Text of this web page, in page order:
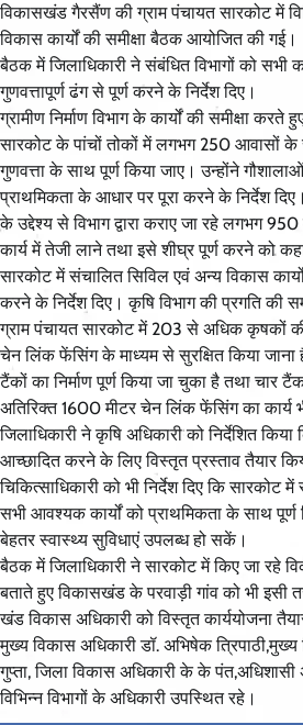
विकासखंड गैरसैंण की ग्राम पंचायत सारकोट में
विकास कार्यों की समीक्षा बैठक आयोजित की गई।
बैठक में जिलाधिकारी ने संबंधित विभागों को सभी
गुणवत्तापूर्ण ढंग से पूर्ण करने के निर्देश दिए।
ग्रामीण निर्माण विभाग के कार्यों की समीक्षा करते
सारकोट के पांचों तोकों में लगभग 250 आवासों के
गुणवत्ता के साथ पूर्ण किया जाए। उन्होंने गौशालाओं
प्राथमिकता के आधार पर पूरा करने के निर्देश
के उद्देश्य से विभाग द्वारा कराए जा रहे लगभग
कार्य में तेजी लाने तथा इसे शीघ्र पूर्ण करने को
सारकोट में संचालित सिविल एवं अन्य विकास
करने के निर्देश दिए। कृषि विभाग की प्रगति की
ग्राम पंचायत सारकोट में 203 से अधिक कृषकों
चेन लिंक फेंसिंग के माध्यम से सुरक्षित किया जाना
टैंकों का निर्माण पूर्ण किया जा चुका है तथा चार
अतिरिक्त 1600 मीटर चेन लिंक फेंसिंग का कार्य
जिलाधिकारी ने कृषि अधिकारी को निर्देशित
आच्छादित करने के लिए विस्तृत प्रस्ताव तैयार
चिकित्साधिकारी को भी निर्देश दिए कि
सभी आवश्यक कार्यों को प्राथमिकता के साथ पूर्ण
बेहतर स्वास्थ्य सुविधाएं उपलब्ध हो सकें।
बैठक में जिलाधिकारी ने सारकोट में किए जा रहे
बताते हुए विकासखंड के परवाड़ी गांव को भी इसी
खंड विकास अधिकारी को विस्तृत कार्ययोजना
मुख्य विकास अधिकारी डॉ. अभिषेक
गुप्ता, जिला विकास अधिकारी के के पंत,अधिशासी
विभिन्न विभागों के अधिकारी उपस्थित रहे।